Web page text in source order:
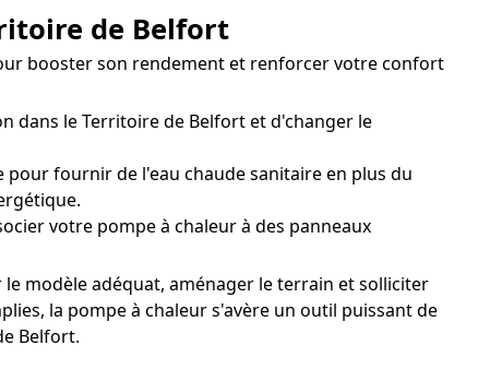
de Belfort
booster son rendement et renforcer votre confort
dans le Territoire de Belfort et d'changer le
fournir de l'eau chaude sanitaire en plus du
votre pompe à chaleur à des panneaux
modèle adéquat, aménager le terrain et solliciter
la pompe à chaleur s'avère un outil puissant de
Belfort.